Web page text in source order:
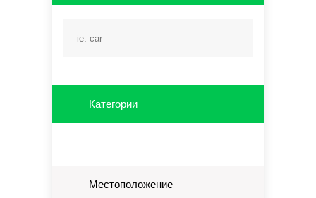
Категории
Местоположение